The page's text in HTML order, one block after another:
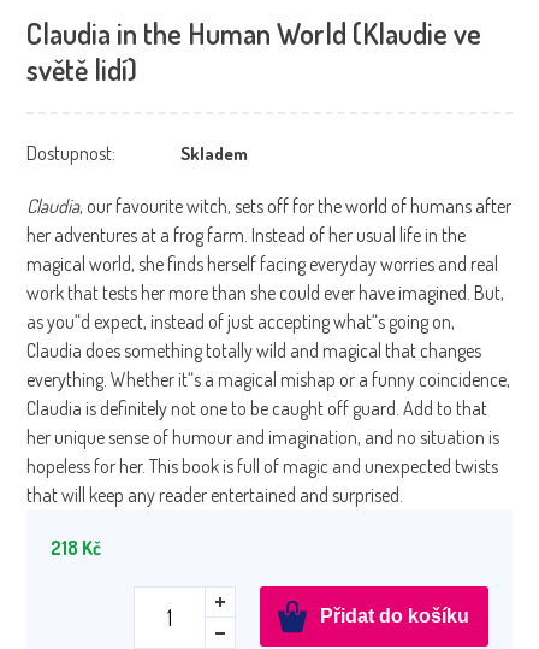
Claudia in the Human World (Klaudie ve
světě lidí)
Dostupnost: Skladem
Claudia, our favourite witch, sets off for the world of humans after
her adventures at a frog farm. Instead of her usual life in the
magical world, she finds herself facing everyday worries and real
work that tests her more than she could ever have imagined. But,
as you“d expect, instead of just accepting what“s going on,
Claudia does something totally wild and magical that changes
everything. Whether it“s a magical mishap or a funny coincidence,
Claudia is definitely not one to be caught off guard. Add to that
her unique sense of humour and imagination, and no situation is
hopeless for her. This book is full of magic and unexpected twists
that will keep any reader entertained and surprised.
218 Kč
Přidat do košíku